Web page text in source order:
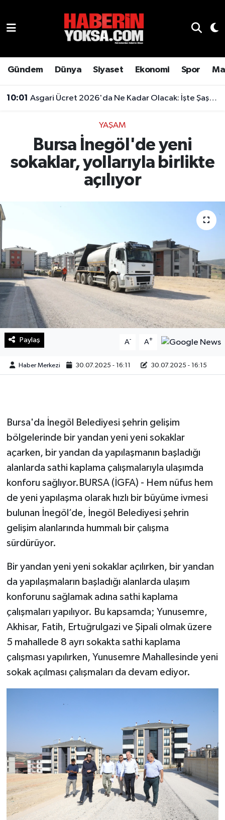
Gündem Dünya Siyaset Ekonomi Spor
10:01 Asgari Ücret 2026'da Ne Kadar Olacak: İşte Şaşırtan Rakam
YAŞAM
Bursa İnegöl'de yeni
sokaklar, yollarıyla birlikte
açılıyor
Paylaş A- A+
Haber Merkezi 30.07.2025 - 16:11 30.07.2025 - 16:15
Bursa'da İnegöl Belediyesi şehrin gelişim
bölgelerinde bir yandan yeni yeni sokaklar
açarken, bir yandan da yapılaşmanın başladığı
alanlarda sathi kaplama çalışmalarıyla ulaşımda
konforu sağlıyor.BURSA (İGFA) - Hem nüfus hem
de yeni yapılaşma olarak hızlı bir büyüme ivmesi
bulunan İnegöl’de, İnegöl Belediyesi şehrin
gelişim alanlarında hummalı bir çalışma
sürdürüyor.
Bir yandan yeni yeni sokaklar açılırken, bir yandan
da yapılaşmaların başladığı alanlarda ulaşım
konforunu sağlamak adına sathi kaplama
çalışmaları yapılıyor. Bu kapsamda; Yunusemre,
Akhisar, Fatih, Ertuğrulgazi ve Şipali olmak üzere
5 mahallede 8 ayrı sokakta sathi kaplama
çalışması yapılırken, Yunusemre Mahallesinde yeni
sokak açılması çalışmaları da devam ediyor.
Genel
Gündem
Teknoloji
Yaşam
Hava Durumu
Son Dakika Haberleri
Haber Arşivi